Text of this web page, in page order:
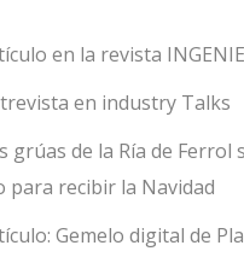
en la revista
en industry Talks
grúas de la Ría de Ferrol
para recibir la Navidad
Gemelo digital de